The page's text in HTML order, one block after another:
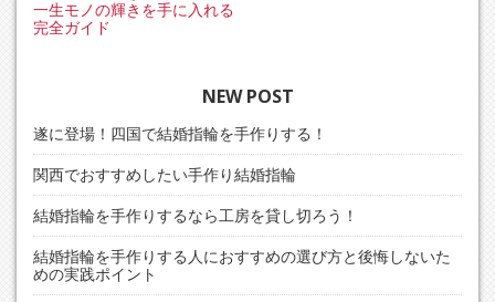
稿
ナ
ー
シ
ョ
ン
一生モノの輝きを手に入れる
完全ガイド
NEW POST
遂に登場！四国で結婚指輪を手作りする！
関西でおすすめしたい手作り結婚指輪
結婚指輪を手作りするなら工房を貸し切ろう！
結婚指輪を手作りする人におすすめの選び方と後悔しないた
めの実践ポイント